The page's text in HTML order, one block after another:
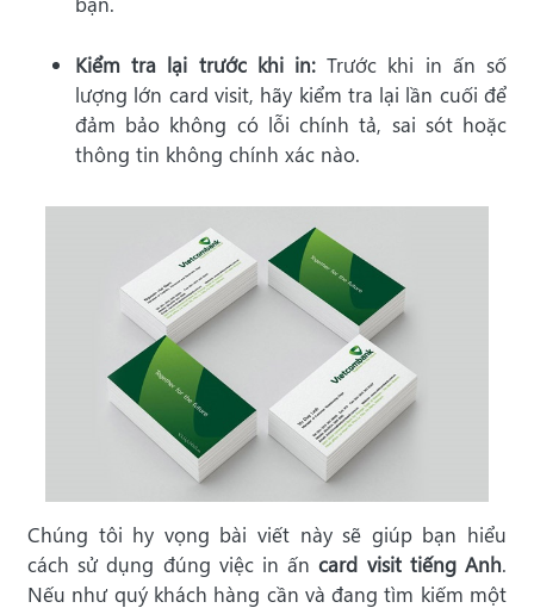
Kiểm tra lại trước khi in: Trước khi in ấn số
lượng lớn card visit, hãy kiểm tra lại lần cuối để
đảm bảo không có lỗi chính tả, sai sót hoặc
thông tin không chính xác nào.
Chúng tôi hy vọng bài viết này sẽ giúp bạn hiểu
cách sử dụng đúng việc in ấncard visit tiếng Anh.
Nếu như quý khách hàng cần và đang tìm kiếm một